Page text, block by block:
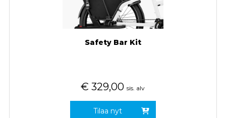
Safety Bar Kit
€ 329,00 sis. alv
Tilaa nyt